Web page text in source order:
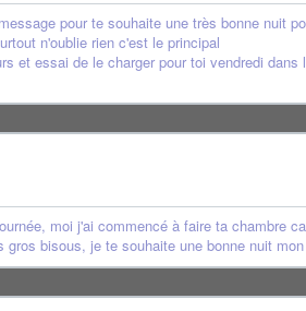
pour te souhaite une très bonne nuit
n'oublie rien c'est le principal
et essai de le charger pour toi vendredi
moi j'ai commencé à faire ta chambre
bisous, je te souhaite une bonne nuit